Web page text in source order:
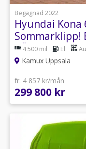
Begagnad 2022
Hyundai Kona
Sommarklipp!
RÄNTA 5.99%
4 500 mil El
Kamux Uppsala
fr. 4 857 kr/mån
299 800 kr